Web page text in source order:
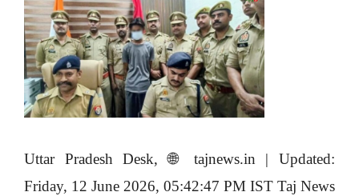
Uttar Pradesh Desk, 🌐 tajnews.in | Updated:
Friday, 12 June 2026, 05:42:47 PM IST Taj News